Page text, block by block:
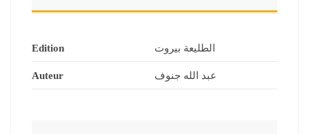
Edition الطليعة بيروت
Auteur عبد الله جنوف